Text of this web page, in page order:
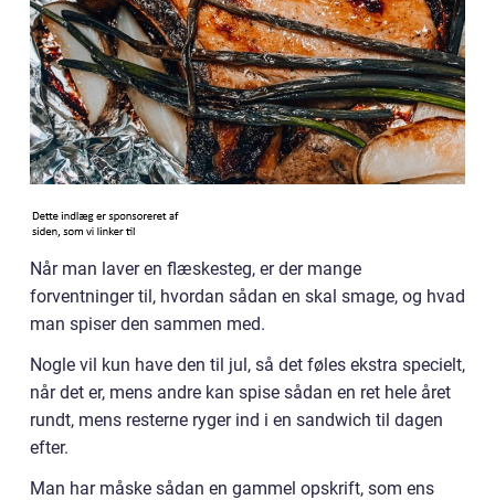
Når man laver en flæskesteg, er der mange
forventninger til, hvordan sådan en skal smage, og hvad
man spiser den sammen med.
Nogle vil kun have den til jul, så det føles ekstra specielt,
når det er, mens andre kan spise sådan en ret hele året
rundt, mens resterne ryger ind i en sandwich til dagen
efter.
Man har måske sådan en gammel opskrift, som ens